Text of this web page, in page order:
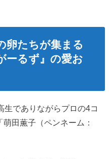
卵たちが集まる
ーるず』の愛お
生でありながらプロの4コ
田薫子（ペンネーム：